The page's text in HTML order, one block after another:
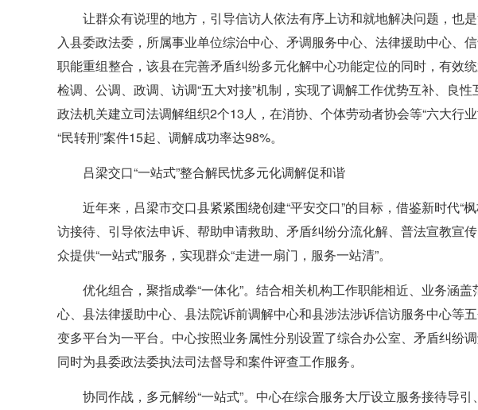
让群众有说理的地方，引导信访人依法有序上访和就地解决问题，也
入县委政法委，所属事业单位综治中心、矛调服务中心、法律援助中心、
职能重组整合，该县在完善矛盾纠纷多元化解中心功能定位的同时，有效
检调、公调、政调、访调“五大对接”机制，实现了调解工作优势互补、良
政法机关建立司法调解组织2个13人，在消协、个体劳动者协会等“六大行
“民转刑”案件15起、调解成功率达98%。
吕梁交口“一站式”整合解民忧多元化调解促和谐
近年来，吕梁市交口县紧紧围绕创建“平安交口”的目标，借鉴新时代
访接待、引导依法申诉、帮助申请救助、矛盾纠纷分流化解、普法宣教宣
众提供“一站式”服务，实现群众“走进一扇门，服务一站清”。
优化组合，聚指成拳“一体化”。结合相关机构工作职能相近、业务涵
心、县法律援助中心、县法院诉前调解中心和县涉法涉诉信访服务中心等
变多平台为一平台。中心按照业务属性分别设置了综合办公室、矛盾纠纷
同时为县委政法委执法司法督导和案件评查工作服务。
协同作战，多元解纷“一站式”。中心在综合服务大厅设立服务接待导